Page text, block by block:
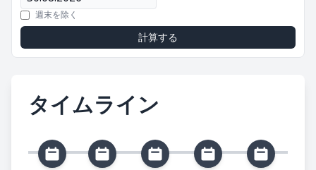
週末を除く
計算する
タイムライン